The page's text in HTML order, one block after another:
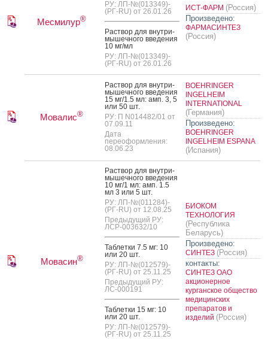
Месмилур®
РУ: ЛП-№(013349)-
(РГ-RU) от 26.01.26
Рас­твор для внут­ри­
мышеч­но­го вве­дения
10 мг/мл
РУ: ЛП-№(013349)-
(РГ-RU) от 26.01.26
ИСТ-ФАРМ (Россия)
Произведено:
ФАРМАСИНТЕЗ
(Россия)
Мовалис®
Рас­твор для внут­ри­
мышеч­но­го вве­дения
15 мг/1.5 мл: амп. 3, 5
или 50 шт.
РУ: П N014482/01 от
07.09.11
Дата
переоформления:
08.06.23
BOEHRINGER
INGELHEIM
INTERNATIONAL
(Германия)
Произведено:
BOEHRINGER
INGELHEIM ESPANA
(Испания)
Мовасин®
Рас­твор для внут­ри­
мышеч­но­го вве­дения
10 мг/1 мл: амп. 1.5
мл 3 или 5 шт.
РУ: ЛП-№(011284)-
(РГ-RU) от 12.08.25
Предыдущий РУ:
ЛСР-003632/10
Таб­летки 7.5 мг: 10
или 20 шт.
РУ: ЛП-№(012579)-
(РГ-RU) от 25.11.25
Предыдущий РУ:
ЛС-000191
Таб­летки 15 мг: 10
или 20 шт.
РУ: ЛП-№(012579)-
(РГ-RU) от 25.11.25
БИОКОМ
ТЕХНОЛОГИЯ
(Республика
Беларусь)
Произведено:
СИНТЕЗ (Россия)
контакты:
СИНТЕЗ ОАО
акционерное
курганское общество
медицинских
препаратов и
изделий (Россия)